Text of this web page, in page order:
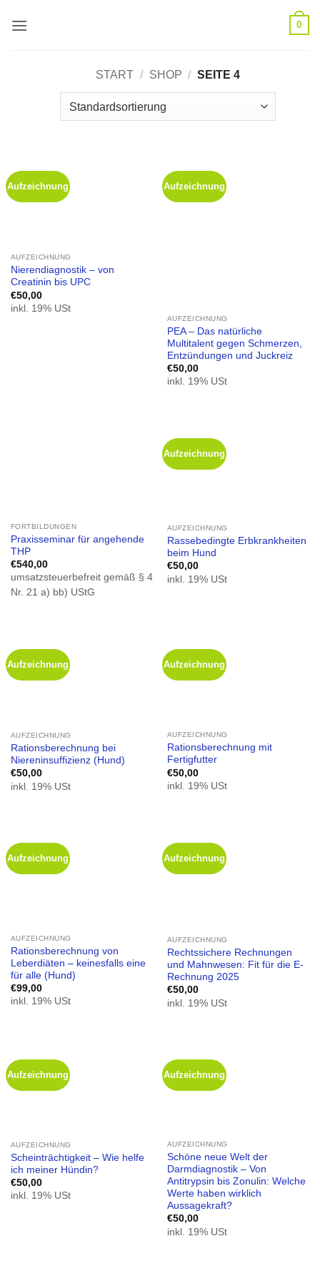
Inhalt
0
START / SHOP / SEITE 4
Aufzeichnung
AUFZEICHNUNG
Nierendiagnostik – von
Creatinin bis UPC
€50,00
inkl. 19% USt
Aufzeichnung
AUFZEICHNUNG
PEA – Das natürliche
Multitalent gegen Schmerzen,
Entzündungen und Juckreiz
€50,00
inkl. 19% USt
FORTBILDUNGEN
Praxisseminar für angehende
THP
€540,00
umsatzsteuerbefreit gemäß § 4
Nr. 21 a) bb) UStG
Aufzeichnung
AUFZEICHNUNG
Rassebedingte Erbkrankheiten
beim Hund
€50,00
inkl. 19% USt
Aufzeichnung
AUFZEICHNUNG
Rationsberechnung bei
Niereninsuffizienz (Hund)
€50,00
inkl. 19% USt
Aufzeichnung
AUFZEICHNUNG
Rationsberechnung mit
Fertigfutter
€50,00
inkl. 19% USt
Aufzeichnung
AUFZEICHNUNG
Rationsberechnung von
Leberdiäten – keinesfalls eine
für alle (Hund)
€99,00
inkl. 19% USt
Aufzeichnung
AUFZEICHNUNG
Rechtssichere Rechnungen
und Mahnwesen: Fit für die E-
Rechnung 2025
€50,00
inkl. 19% USt
Aufzeichnung
AUFZEICHNUNG
Scheinträchtigkeit – Wie helfe
ich meiner Hündin?
€50,00
inkl. 19% USt
Aufzeichnung
AUFZEICHNUNG
Schöne neue Welt der
Darmdiagnostik – Von
Antitrypsin bis Zonulin: Welche
Werte haben wirklich
Aussagekraft?
€50,00
inkl. 19% USt